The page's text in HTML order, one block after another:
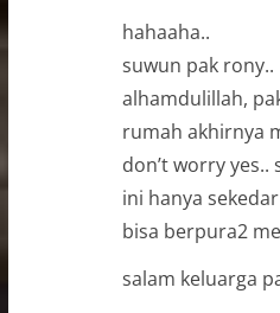
hahaaha..
suwun pak rony..
alhamdulillah,
rumah akhirnya
don’t worry yes..
ini hanya
bisa berpura2
salam keluarga